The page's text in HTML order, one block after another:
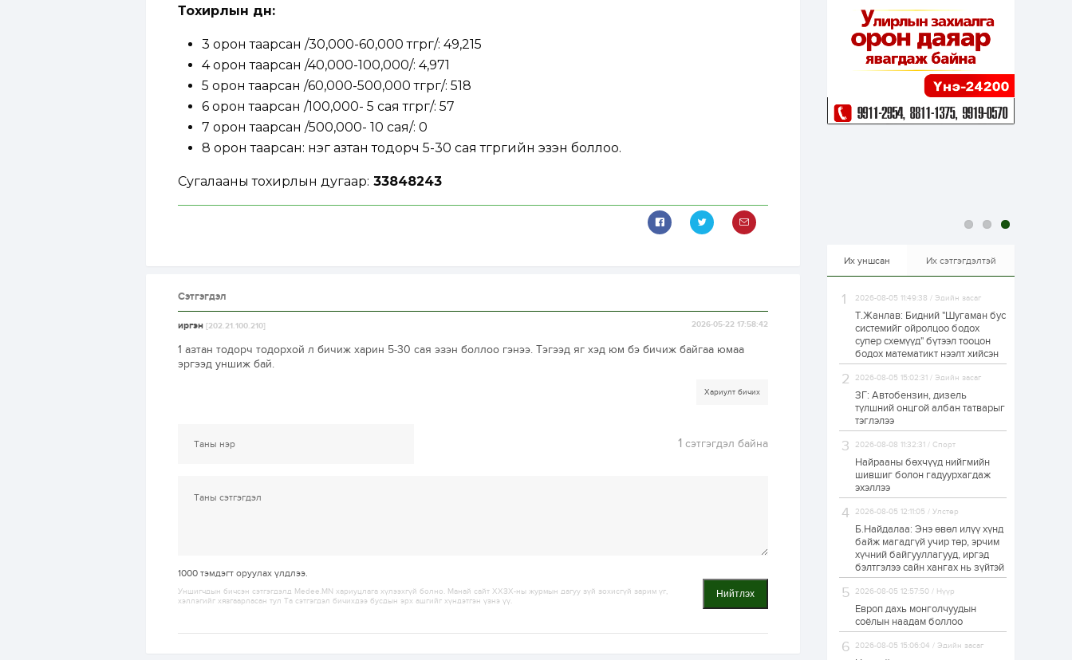
Тохирлын дүн:
3 орон таарсан /30,000-60,000 төгрөг/: 49,215
4 орон таарсан /40,000-100,000/: 4,971
5 орон таарсан /60,000-500,000 төгрөг/: 518
6 орон таарсан /100,000- 5 сая төгрөг/: 57
7 орон таарсан /500,000- 10 сая/: 0
8 орон таарсан: нэг азтан тодорч 5-30 сая төгрөгийн эзэн боллоо.
Сугалааны тохирлын дугаар: 33848243
Сэтгэгдэл
иргэн [202.21.100.210] 2026-05-22 17:58:42
1 азтан тодорч тодорхой л бичиж харин 5-30 сая эзэн боллоо гэнээ. Тэгээд яг хэд юм бэ бичиж байгаа юмаа
эргээд уншиж бай.
Хариулт бичих
1 сэтгэгдэл байна
1000 тэмдэгт оруулах үлдлээ.
Нийтлэх
Уншигчдын бичсэн сэтгэгдэлд Medee.MN хариуцлага хүлээхгүй болно. Манай сайт ХХЗХ-ны журмын дагуу зүй зохисгүй зарим үг,
хэллэгийг хязгаарласан тул Та сэтгэгдэл бичихдээ бусдын эрх ашгийг хүндэтгэн үзнэ үү.
1 өдөр 0
Цалинтай ээжийн 50
мянган төгрөгийн
тэтгэмжийг 500
мянгад хүргэх
өргөдөлд санал авч
эхэлжээ
өсөж байна
1 өдөр 0
Худалдагч
Н.Амарзаяа:
Дэлгүүрийн 32
хуудастай өрийн
дэвтэр долоо хоногт
л дүүрдэг
1 өдөр 0
Б.Хулан дэлхийн
аварга боллоо
1 өдөр 0
намрын экспортын
орлого Монголд
юм
1 өдөр 0
Автомашины улсын
тоогоор төгссөн бол
өнөөдөр шатахуун
авна
Их уншсан Их сэтгэгдэлтэй
2026-08-05 11:49:38 / Эдийн засаг
Т.Жанлав: Бидний "Шугаман бус
системийг ойролцоо бодох
супер схемүүд" бүтээл тооцон
бодох математикт нээлт хийсэн
2026-08-05 15:02:31 / Эдийн засаг
ЗГ: Автобензин, дизель
түлшний онцгой албан татварыг
тэглэлээ
2026-08-08 11:32:31 / Спорт
Найрааны бөхчүүд нийгмийн
шившиг болон гадуурхагдаж
эхэллээ
2026-08-05 12:11:05 / Улстөр
Б.Найдалаа: Энэ өвөл илүү хүнд
байж магадгүй учир төр, эрчим
хүчний байгууллагууд, иргэд
бэлтгэлээ сайн хангах нь зүйтэй
2026-08-05 12:57:50 / Нүүр
Европ дахь монголчуудын
соёлын наадам боллоо
2026-08-05 15:06:04 / Эдийн засаг